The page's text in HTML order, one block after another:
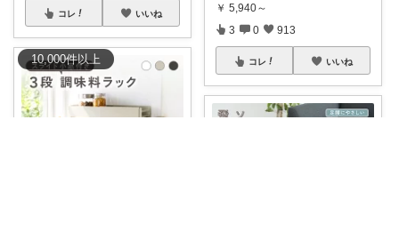
10,000件以上
コレ いいね
￥ 5,940～
3 0 913
コレ いいね